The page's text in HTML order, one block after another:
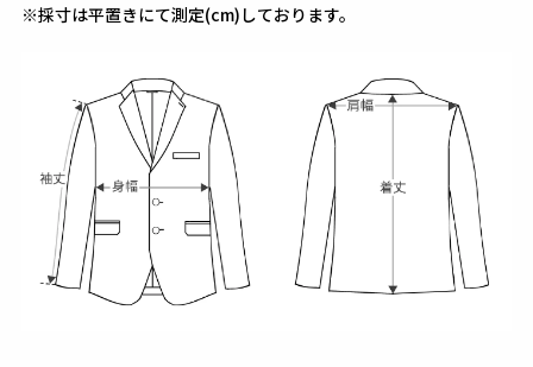
※採寸は平置きにて測定(cm)しております。